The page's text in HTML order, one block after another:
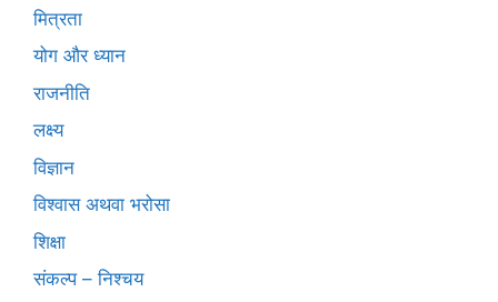
मित्रता
योग और ध्यान
राजनीति
लक्ष्य
विज्ञान
विश्वास अथवा भरोसा
शिक्षा
संकल्प – निश्चय